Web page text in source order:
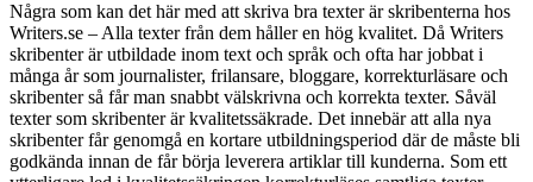
Några som kan det här med att skriva bra texter är skribenterna hos
Writers.se – Alla texter från dem håller en hög kvalitet. Då Writers
skribenter är utbildade inom text och språk och ofta har jobbat i
många år som journalister, frilansare, bloggare, korrekturläsare och
skribenter så får man snabbt välskrivna och korrekta texter. Såväl
texter som skribenter är kvalitetssäkrade. Det innebär att alla nya
skribenter får genomgå en kortare utbildningsperiod där de måste bli
godkända innan de får börja leverera artiklar till kunderna. Som ett